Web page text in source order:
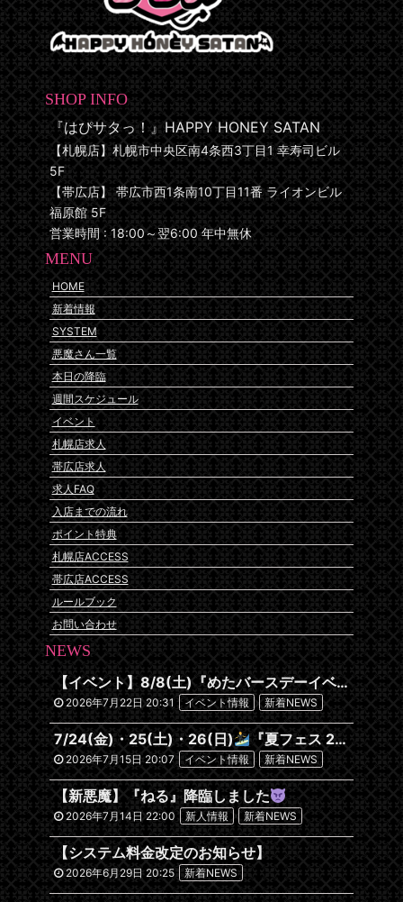
SHOP INFO
『はぴサタっ！』HAPPY HONEY SATAN
【札幌店】札幌市中央区南4条西3丁目1 幸寿司ビル
5F
【帯広店】 帯広市西1条南10丁目11番 ライオンビル
福原館 5F
営業時間 : 18:00～翌6:00 年中無休
MENU
HOME
新着情報
SYSTEM
悪魔さん一覧
本日の降臨
週間スケジュール
イベント
札幌店求人
帯広店求人
求人FAQ
入店までの流れ
ポイント特典
札幌店ACCESS
帯広店ACCESS
ルールブック
お問い合わせ
NEWS
【イベント】8/8(土)『めたバースデーイベント』開催です
2026年7月22日 20:31 イベント情報 新着NEWS
7/24(金)・25(土)・26(日) 『夏フェス 2026~沖縄編~』
2026年7月15日 20:07 イベント情報 新着NEWS
【新悪魔】『ねる』降臨しました
2026年7月14日 22:00 新人情報 新着NEWS
【システム料金改定のお知らせ】
2026年6月29日 20:25 新着NEWS